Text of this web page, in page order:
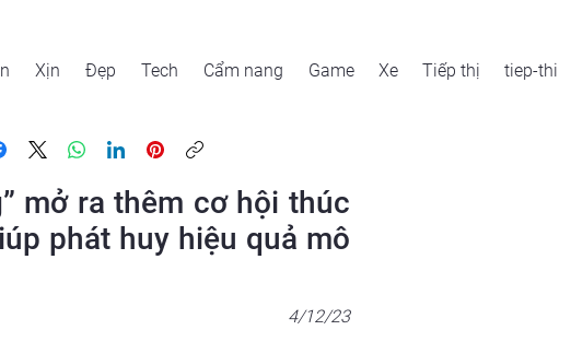
Xịn Đẹp Tech Cẩm nang Game Xe Tiếp thị tiep-thi
mở ra thêm cơ hội thúc
phát huy hiệu quả mô
4/12/23